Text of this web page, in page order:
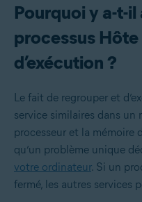
Pourquoi y a-t-
processus
d’exécution ?
Le fait de regrouper et
service similaires dans un
processeur et la mémoire
qu’un problème unique
votre ordinateur. Si un
fermé, les autres services